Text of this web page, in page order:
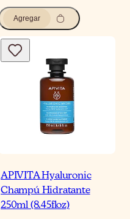
Agregar
APIVITA Hyaluronic
Champú Hidratante
250ml (8.45floz)